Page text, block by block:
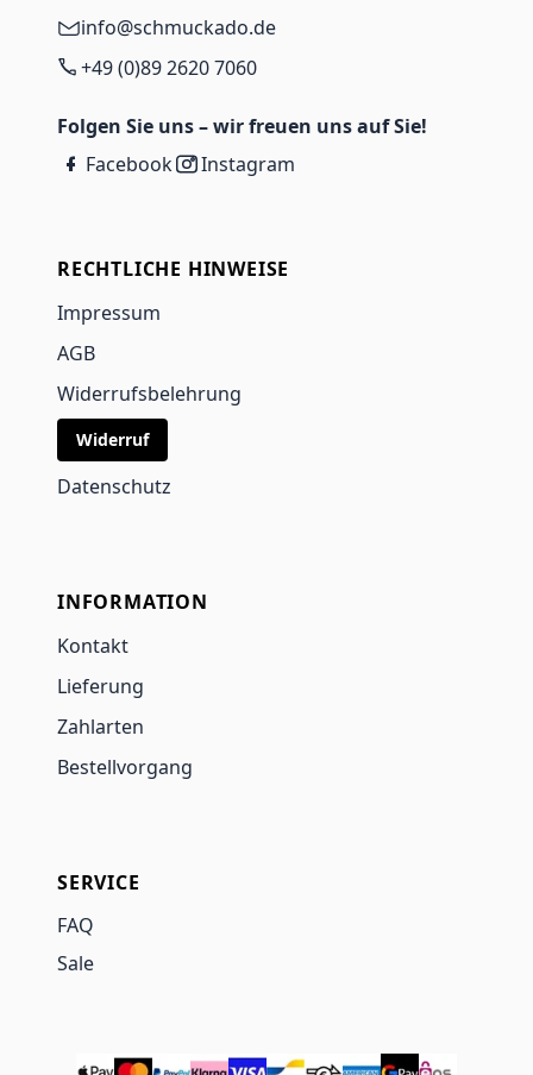
info@schmuckado.de
+49 (0)89 2620 7060
Folgen Sie uns – wir freuen uns auf Sie!
Facebook
Instagram
RECHTLICHE HINWEISE
Impressum
AGB
Widerrufsbelehrung
Widerruf
Datenschutz
INFORMATION
Kontakt
Lieferung
Zahlarten
Bestellvorgang
SERVICE
FAQ
Sale